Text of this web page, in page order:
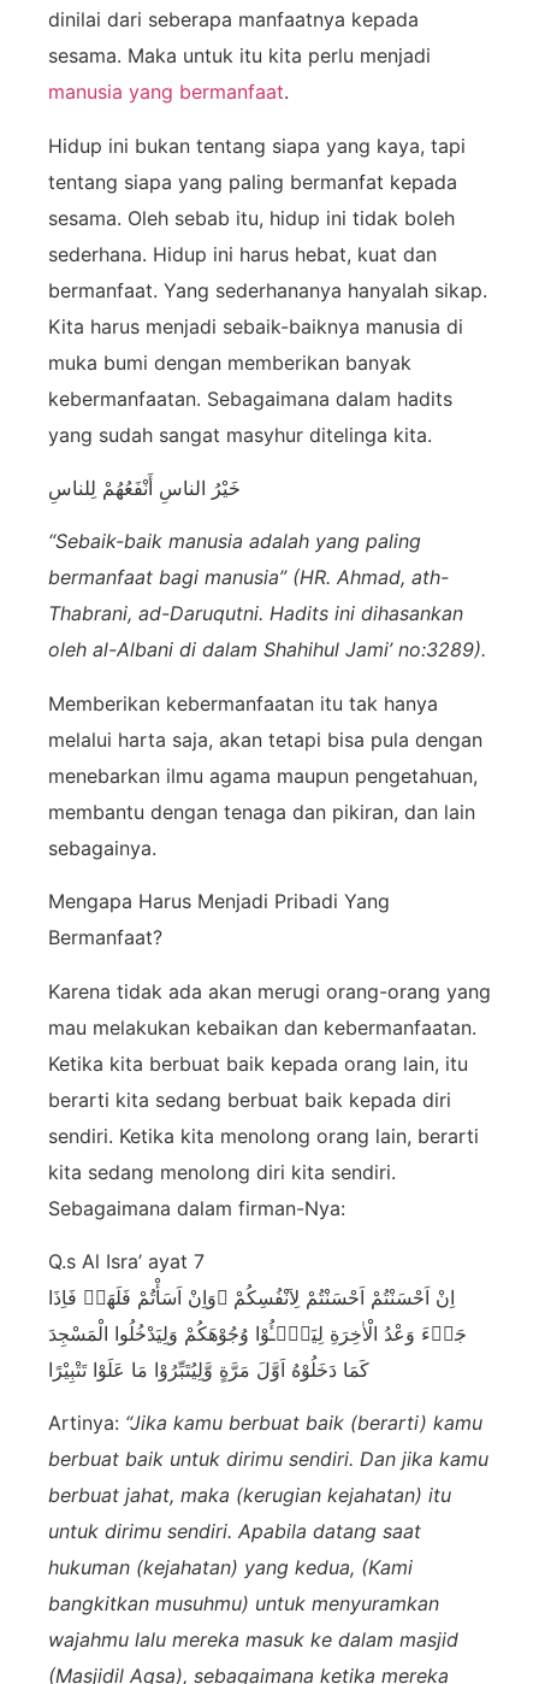
dinilai dari seberapa manfaatnya kepada
sesama. Maka untuk itu kita perlu menjadi
manusia yang bermanfaat.
Hidup ini bukan tentang siapa yang kaya, tapi
tentang siapa yang paling bermanfat kepada
sesama. Oleh sebab itu, hidup ini tidak boleh
sederhana. Hidup ini harus hebat, kuat dan
bermanfaat. Yang sederhananya hanyalah sikap.
Kita harus menjadi sebaik-baiknya manusia di
muka bumi dengan memberikan banyak
kebermanfaatan. Sebagaimana dalam hadits
yang sudah sangat masyhur ditelinga kita.
خَيْرُ الناسِ أَنْفَعُهُمْ لِلناسِ
“Sebaik-baik manusia adalah yang paling
bermanfaat bagi manusia” (HR. Ahmad, ath-
Thabrani, ad-Daruqutni. Hadits ini dihasankan
oleh al-Albani di dalam Shahihul Jami’ no:3289).
Memberikan kebermanfaatan itu tak hanya
melalui harta saja, akan tetapi bisa pula dengan
menebarkan ilmu agama maupun pengetahuan,
membantu dengan tenaga dan pikiran, dan lain
sebagainya.
Mengapa Harus Menjadi Pribadi Yang
Bermanfaat?
Karena tidak ada akan merugi orang-orang yang
mau melakukan kebaikan dan kebermanfaatan.
Ketika kita berbuat baik kepada orang lain, itu
berarti kita sedang berbuat baik kepada diri
sendiri. Ketika kita menolong orang lain, berarti
kita sedang menolong diri kita sendiri.
Sebagaimana dalam firman-Nya:
Q.s Al Isra’ ayat 7
اِنْ اَحْسَنْتُمْ اَحْسَنْتُمْ لِاَنْفُسِكُمْ ۗوَاِنْ اَسَأْتُمْ فَلَهَاۗ فَاِذَا
جَاۤءَ وَعْدُ الْاٰخِرَةِ لِيَسٗۤـُٔوْا وُجُوْهَكُمْ وَلِيَدْخُلُوا الْمَسْجِدَ
كَمَا دَخَلُوْهُ اَوَّلَ مَرَّةٍ وَّلِيُتَبِّرُوْا مَا عَلَوْا تَتْبِيْرًا
Artinya: “Jika kamu berbuat baik (berarti) kamu
berbuat baik untuk dirimu sendiri. Dan jika kamu
berbuat jahat, maka (kerugian kejahatan) itu
untuk dirimu sendiri. Apabila datang saat
hukuman (kejahatan) yang kedua, (Kami
bangkitkan musuhmu) untuk menyuramkan
wajahmu lalu mereka masuk ke dalam masjid
(Masjidil Aqsa), sebagaimana ketika mereka